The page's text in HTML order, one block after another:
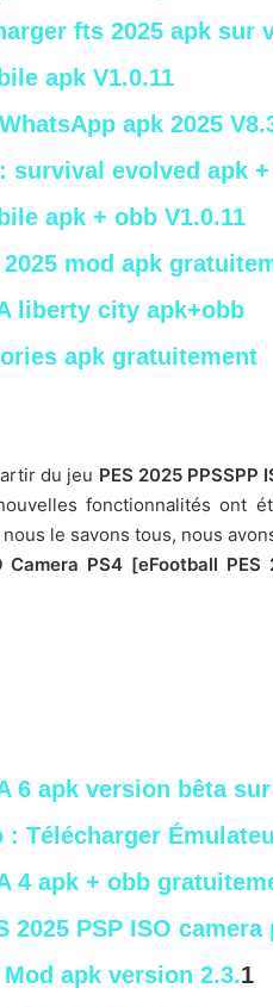
fts 2025 apk sur
apk V1.0.11
apk 2025
survival evolved apk
apk + obb V1.0.11
mod apk
liberty city apk+obb
apk gratuitement
du jeu PES 2025 PPSSPP
fonctionnalités ont
le savons tous, nous
Camera PS4 [eFootball
6 apk version bêta
: Télécharger
4 apk + obb
2025 PSP ISO camera
apk version 2.3.1